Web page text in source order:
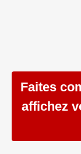
Faites
affichez